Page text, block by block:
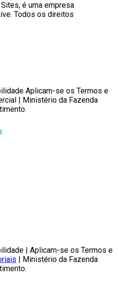
é uma empresa
Todos os direitos
Aplicam-se os Termos e
| Ministério da Fazenda
| Aplicam-se os Termos e
| Ministério da Fazenda